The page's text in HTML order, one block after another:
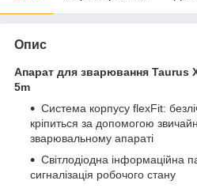
Опис
Апарат для зварювання Taurus
5m
Система корпусу flexFit:
кріпиться за допомогою
зварювальному апараті
Світлодіодна інформаційна
сигналізація робочого стану